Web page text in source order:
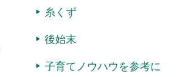
糸くず
後始末
子育てノウハウを参考に